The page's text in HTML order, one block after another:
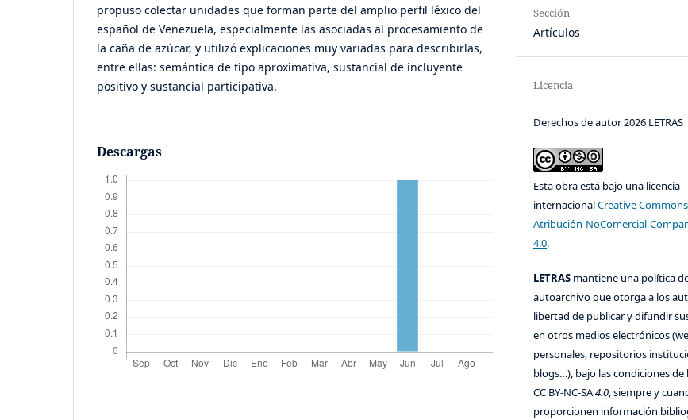
propuso colectar unidades que forman parte del amplio perfil léxico del
español de Venezuela, especialmente las asociadas al procesamiento de
la caña de azúcar, y utilizó explicaciones muy variadas para describirlas,
entre ellas: semántica de tipo aproximativa, sustancial de incluyente
positivo y sustancial participativa.
Descargas
Sección
Artículos
Licencia
Derechos de autor 2026 LETRAS
Esta obra está bajo una licencia
internacionalCreative Commons
Atribución-NoComercial-
4.0.
LETRAS mantiene una política
autoarchivo que otorga a los
libertad de publicar y difundir
en otros medios electrónicos
personales, repositorios
blogs…), bajo las condiciones de
CC BY-NC-SA4.0, siempre y
proporcionen información